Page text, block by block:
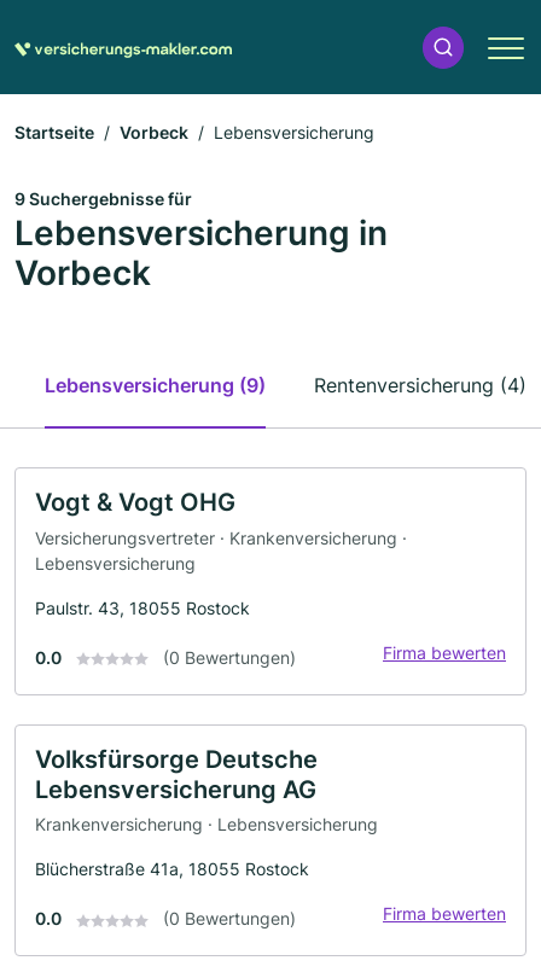
Startseite Vorbeck Lebensversicherung
9 Suchergebnisse für
Lebensversicherung in
Vorbeck
Lebensversicherung (9) Rentenversicherung (4)
Vogt & Vogt OHG
Versicherungsvertreter · Krankenversicherung ·
Lebensversicherung
Paulstr. 43, 18055 Rostock
0.0 (0 Bewertungen) Firma bewerten
Volksfürsorge Deutsche
Lebensversicherung AG
Krankenversicherung · Lebensversicherung
Blücherstraße 41a, 18055 Rostock
0.0 (0 Bewertungen) Firma bewerten